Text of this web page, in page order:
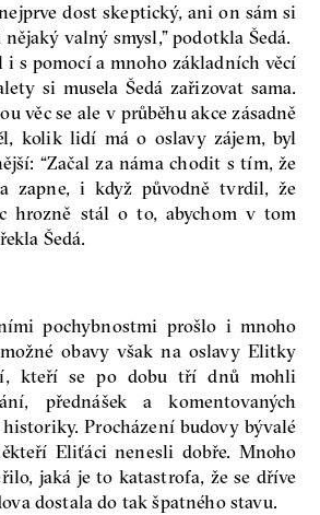
dost skeptický, ani on sám si
valný smysl,” podotkla Šedá.
i s pomocí a mnoho základních věcí
si musela Šedá zařizovat sama.
věc se ale v průběhu akce zásadně
kolik lidí má o oslavy zájem, byl
“Začal za náma chodit s tím, že
zapne, i když původně tvrdil, že
hrozně stál o to, abychom v tom
Šedá.
pochybnostmi prošlo i mnoho
obavy však na oslavy Elitky
kteří se po dobu tří dnů mohli
přednášek a komentovaných
Procházení budovy bývalé
Eliťáci nenesli dobře. Mnoho
jaká je to katastrofa, že se dříve
dostala do tak špatného stavu.